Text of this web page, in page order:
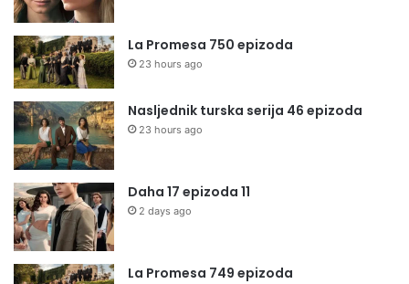
La Promesa 750 epizoda
23 hours ago
Nasljednik turska serija 46 epizoda
23 hours ago
Daha 17 epizoda 11
2 days ago
La Promesa 749 epizoda